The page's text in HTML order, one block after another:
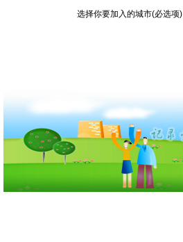
选择你要加入的城市(必选项)